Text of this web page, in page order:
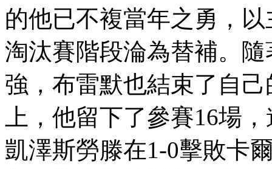
的他已不複當年之勇 ，
淘汰賽階段淪為替補
強 ，布雷默也結束了自
上，他留下了參賽16場
凱澤斯勞滕在1-0擊敗卡爾